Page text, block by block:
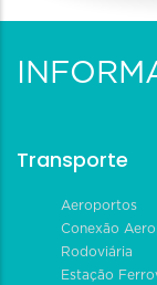
Transporte
Aeroportos
Conexão
Rodoviária
Estação